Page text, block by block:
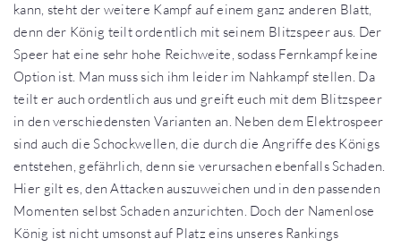
kann, steht der weitere Kampf auf einem ganz anderen Blatt,
denn der König teilt ordentlich mit seinem Blitzspeer aus. Der
Speer hat eine sehr hohe Reichweite, sodass Fernkampf keine
Option ist. Man muss sich ihm leider im Nahkampf stellen. Da
teilt er auch ordentlich aus und greift euch mit dem Blitzspeer
in den verschiedensten Varianten an. Neben dem Elektrospeer
sind auch die Schockwellen, die durch die Angriffe des Königs
entstehen, gefährlich, denn sie verursachen ebenfalls Schaden.
Hier gilt es, den Attacken auszuweichen und in den passenden
Momenten selbst Schaden anzurichten. Doch der Namenlose
König ist nicht umsonst auf Platz eins unseres Rankings